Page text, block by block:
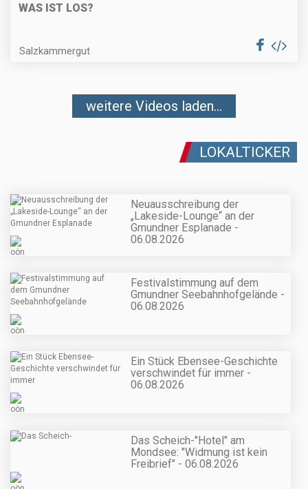
WAS IST LOS?
Salzkammergut
weitere Videos laden...
LOKALTICKER
Neuausschreibung der
„Lakeside-Lounge“ an der
Gmundner Esplanade -
06.08.2026
Festivalstimmung auf dem
Gmundner Seebahnhofgelände -
06.08.2026
Ein Stück Ebensee-Geschichte
verschwindet für immer -
06.08.2026
Das Scheich-"Hotel" am
Mondsee: "Widmung ist kein
Freibrief" - 06.08.2026